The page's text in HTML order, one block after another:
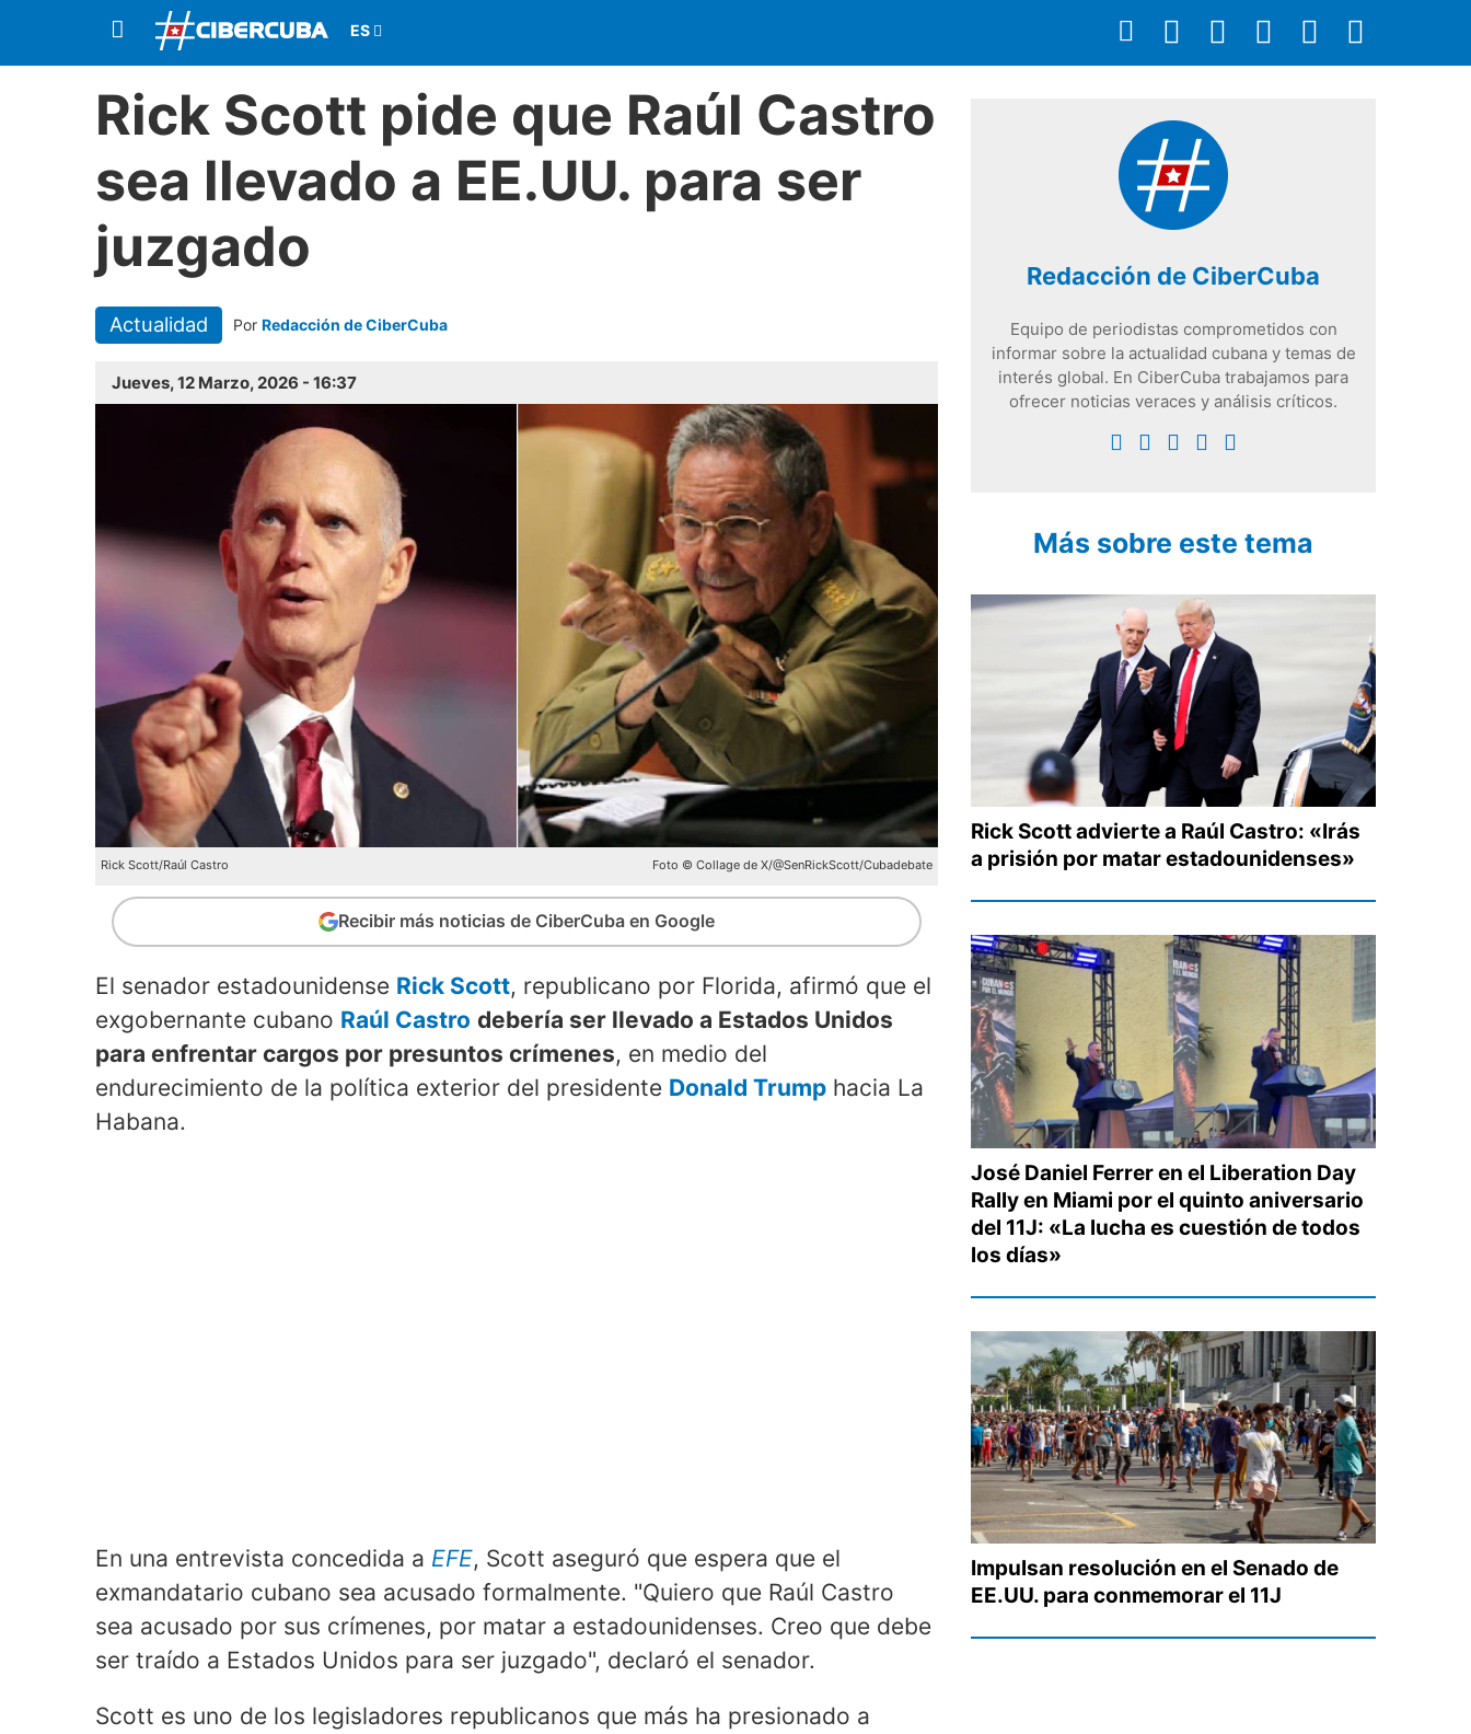
Rick Scott pide que Raúl Castro
sea llevado a EE.UU. para ser
juzgado
Actualidad Por Redacción de CiberCuba
Jueves, 12 Marzo, 2026 - 16:37
Rick Scott/Raúl Castro Foto © Collage de X/@SenRickScott/Cubadebate
Recibir más noticias de CiberCuba en Google
El senador estadounidense Rick Scott, republicano por Florida, afirmó que el
exgobernante cubano Raúl Castro debería ser llevado a Estados Unidos
para enfrentar cargos por presuntos crímenes, en medio del
endurecimiento de la política exterior del presidente Donald Trump hacia La
Habana.
En una entrevista concedida a EFE, Scott aseguró que espera que el
exmandatario cubano sea acusado formalmente. "Quiero que Raúl Castro
sea acusado por sus crímenes, por matar a estadounidenses. Creo que debe
ser traído a Estados Unidos para ser juzgado", declaró el senador.
Scott es uno de los legisladores republicanos que más ha presionado a
Redacción de CiberCuba
Equipo de periodistas comprometidos con
informar sobre la actualidad cubana y temas de
interés global. En CiberCuba trabajamos para
ofrecer noticias veraces y análisis críticos.
Más sobre este tema
Rick Scott advierte a Raúl Castro: «Irás
a prisión por matar estadounidenses»
José Daniel Ferrer en el Liberation Day
Rally en Miami por el quinto aniversario
del 11J: «La lucha es cuestión de todos
los días»
Impulsan resolución en el Senado de
EE.UU. para conmemorar el 11J